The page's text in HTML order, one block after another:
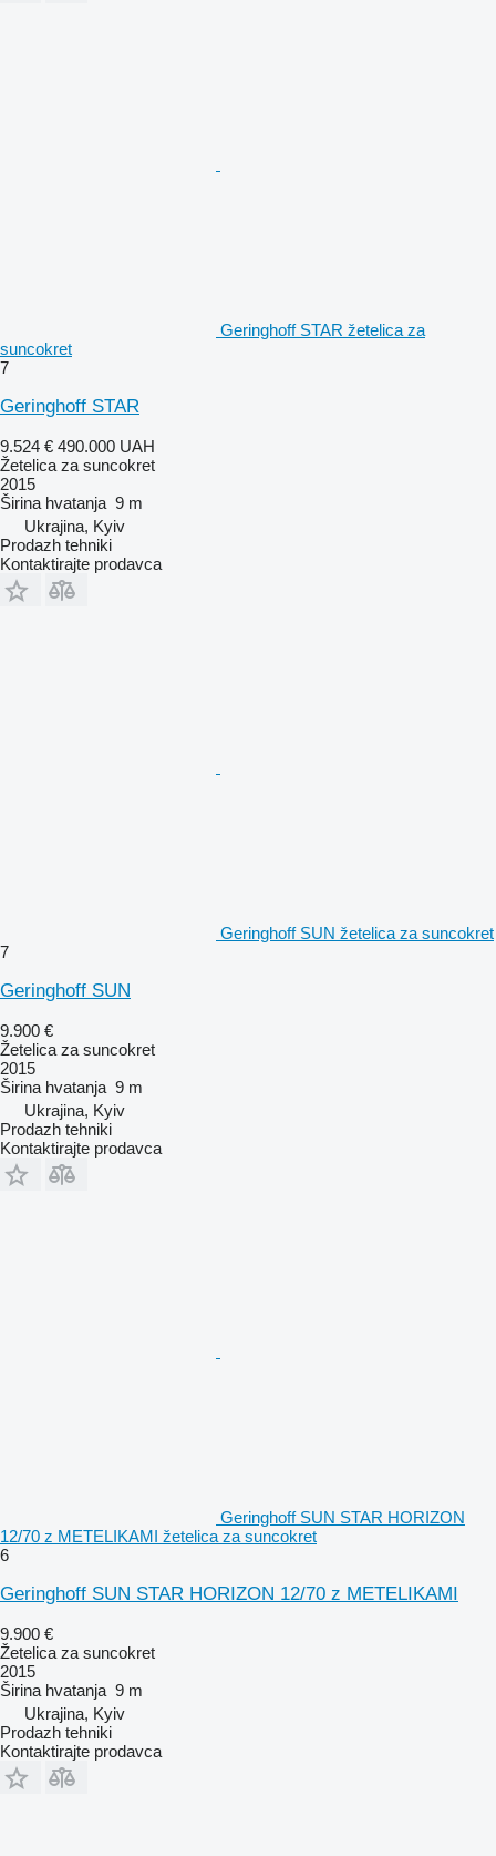
Geringhoff STAR žetelica za
suncokret
7
Geringhoff STAR
9.524 € 490.000 UAH
Žetelica za suncokret
2015
Širina hvatanja 9 m
Ukrajina, Kyiv
Prodazh tehniki
Kontaktirajte prodavca
Geringhoff SUN žetelica za suncokret
7
Geringhoff SUN
9.900 €
Žetelica za suncokret
2015
Širina hvatanja 9 m
Ukrajina, Kyiv
Prodazh tehniki
Kontaktirajte prodavca
Geringhoff SUN STAR HORIZON
12/70 z METELIKAMI žetelica za suncokret
6
Geringhoff SUN STAR HORIZON 12/70 z METELIKAMI
9.900 €
Žetelica za suncokret
2015
Širina hvatanja 9 m
Ukrajina, Kyiv
Prodazh tehniki
Kontaktirajte prodavca